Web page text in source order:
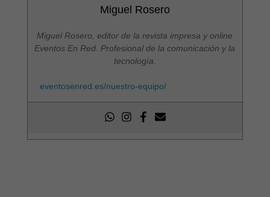
Miguel Rosero
Miguel Rosero, editor de la revista impresa y online
Eventos En Red. Profesional de la comunicación y la
tecnología.
eventosenred.es/nuestro-equipo/